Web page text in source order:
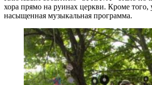
хора прямо на руинах церкви. Кроме того,
насыщенная музыкальная программа.